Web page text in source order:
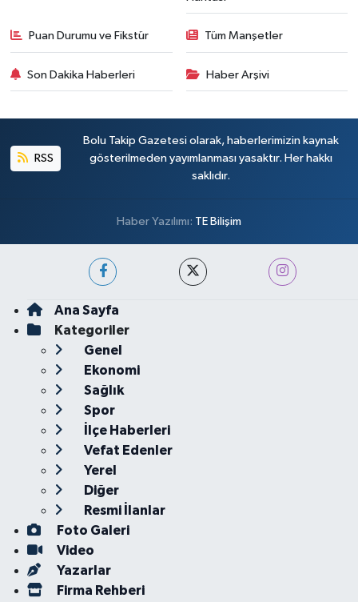
Puan Durumu ve Fikstür Tüm Manşetler
Son Dakika Haberleri Haber Arşivi
RSS
Bolu Takip Gazetesi olarak, haberlerimizin kaynak
gösterilmeden yayımlanması yasaktır. Her hakkı
saklıdır.
Haber Yazılımı: TE Bilişim
Ana Sayfa
Kategoriler
Genel
Ekonomi
Sağlık
Spor
İlçe Haberleri
Vefat Edenler
Yerel
Diğer
Resmi İlanlar
Foto Galeri
Video
Yazarlar
Firma Rehberi